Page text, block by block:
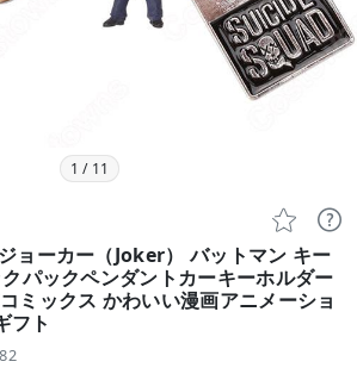
1 / 11
 
ョーカー（Joker） バットマン キー
パックペンダントカーキーホルダー
ミックス かわいい漫画アニメーショ
フト